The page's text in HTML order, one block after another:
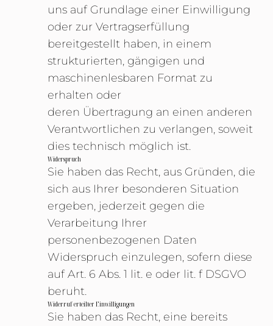
uns auf Grundlage einer Einwilligung
oder zur Vertragserfüllung
bereitgestellt haben, in einem
strukturierten, gängigen und
maschinenlesbaren Format zu
erhalten oder
deren Übertragung an einen anderen
Verantwortlichen zu verlangen, soweit
dies technisch möglich ist.
Widerspruch
Sie haben das Recht, aus Gründen, die
sich aus Ihrer besonderen Situation
ergeben, jederzeit gegen die
Verarbeitung Ihrer
personenbezogenen Daten
Widerspruch einzulegen, sofern diese
auf Art. 6 Abs. 1 lit. e oder lit. f DSGVO
beruht.
Widerruf erteilter Einwilligungen
Sie haben das Recht, eine bereits